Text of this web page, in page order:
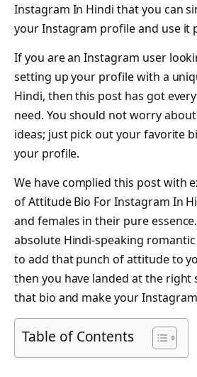
Instagram In Hindi that you can
your Instagram profile and use it
If you are an Instagram user
setting up your profile with a
Hindi, then this post has got
need. You should not worry
ideas; just pick out your favorite
your profile.
We have complied this post with
of Attitude Bio For Instagram In
and females in their pure
absolute Hindi-speaking
to add that punch of attitude to
then you have landed at the right
that bio and make your
Table of Contents